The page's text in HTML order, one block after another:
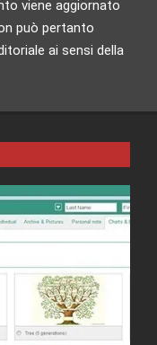
viene aggiornato
può pertanto
ai sensi della